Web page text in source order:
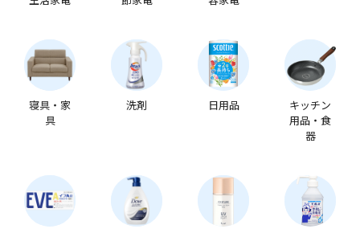
寝具・家
具
洗剤 日用品
キッチン
用品・食
器